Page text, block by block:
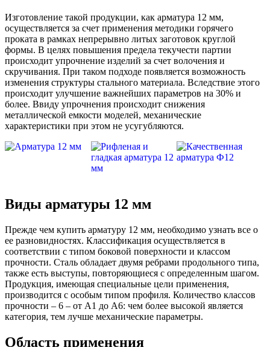
Изготовление такой продукции, как арматура 12 мм,
осуществляется за счет применения методики горячего
проката в рамках непрерывно литых заготовок круглой
формы. В целях повышения предела текучести партии
происходит упрочнение изделий за счет волочения и
скручивания. При таком подходе появляется возможность
изменения структуры стального материала. Вследствие этого
происходит улучшение важнейших параметров на 30% и
более. Ввиду упрочнения происходит снижения
металлической емкости моделей, механические
характеристики при этом не усугубляются.
Виды арматуры 12 мм
Прежде чем купить арматуру 12 мм, необходимо узнать все о
ее разновидностях. Классификация осуществляется в
соответствии с типом боковой поверхности и классом
прочности. Сталь обладает двумя ребрами продольного типа,
также есть выступы, повторяющиеся с определенным шагом.
Продукция, имеющая специальные цели применения,
производится с особым типом профиля. Количество классов
прочности – 6 – от А1 до А6: чем более высокой является
категория, тем лучше механические параметры.
Область применения